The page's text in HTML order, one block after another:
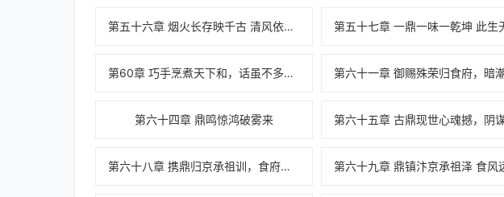
第五十六章 烟火长存映千古 清风依旧念故人
第60章 巧手烹煮天下和，话虽不多扬国威
第六十四章 鼎鸣惊鸿破雾来
第六十八章 携鼎归京承祖训，食府再启盛世香